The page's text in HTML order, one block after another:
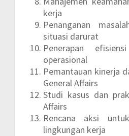
kerja
Penanganan
situasi darurat
Penerapan
operasional
Pemantauan kinerja
General Affairs
Studi kasus dan
Affairs
Rencana aksi
lingkungan kerja